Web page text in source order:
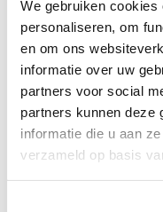
We gebruiken
personaliseren, om
en om ons
informatie over uw
partners voor social
partners kunnen deze
informatie die u aan
verzameld op basis